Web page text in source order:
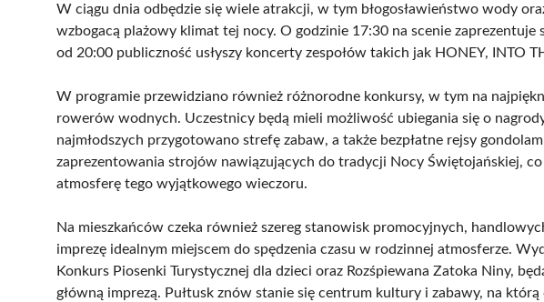
W ciągu dnia odbędzie się wiele atrakcji, w tym błogosławieństwo wody
wzbogacą plażowy klimat tej nocy. O godzinie 17:30 na scenie zaprezentuje
od 20:00 publiczność usłyszy koncerty zespołów takich jak HONEY, INTO
W programie przewidziano również różnorodne konkursy, w tym na
rowerów wodnych. Uczestnicy będą mieli możliwość ubiegania się o
najmłodszych przygotowano strefę zabaw, a także bezpłatne rejsy
zaprezentowania strojów nawiązujących do tradycji Nocy Świętojańskiej,
atmosferę tego wyjątkowego wieczoru.
Na mieszkańców czeka również szereg stanowisk promocyjnych,
imprezę idealnym miejscem do spędzenia czasu w rodzinnej atmosferze.
Konkurs Piosenki Turystycznej dla dzieci oraz Rozśpiewana Zatoka Niny,
główną imprezą. Pułtusk znów stanie się centrum kultury i zabawy, na